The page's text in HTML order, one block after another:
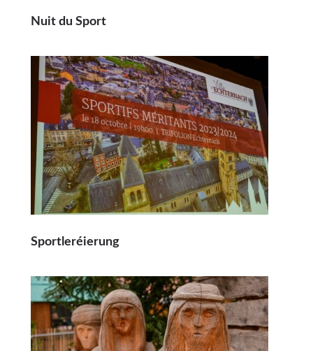
Nuit du Sport
Sportleréierung